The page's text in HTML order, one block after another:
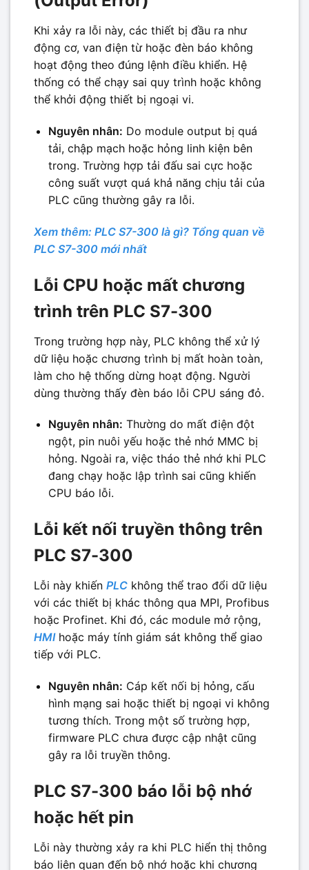
Khi xảy ra lỗi này, các thiết bị đầu ra như
động cơ, van điện từ hoặc đèn báo không
hoạt động theo đúng lệnh điều khiển. Hệ
thống có thể chạy sai quy trình hoặc không
thể khởi động thiết bị ngoại vi.
Nguyên nhân: Do module output bị quá
tải, chập mạch hoặc hỏng linh kiện bên
trong. Trường hợp tải đấu sai cực hoặc
công suất vượt quá khả năng chịu tải của
PLC cũng thường gây ra lỗi.
Xem thêm: PLC S7-300 là gì? Tổng quan về
PLC S7-300 mới nhất
Lỗi CPU hoặc mất chương
trình trên PLC S7-300
Trong trường hợp này, PLC không thể xử lý
dữ liệu hoặc chương trình bị mất hoàn toàn,
làm cho hệ thống dừng hoạt động. Người
dùng thường thấy đèn báo lỗi CPU sáng đỏ.
Nguyên nhân: Thường do mất điện đột
ngột, pin nuôi yếu hoặc thẻ nhớ MMC bị
hỏng. Ngoài ra, việc tháo thẻ nhớ khi PLC
đang chạy hoặc lập trình sai cũng khiến
CPU báo lỗi.
Lỗi kết nối truyền thông trên
PLC S7-300
Lỗi này khiến PLC không thể trao đổi dữ liệu
với các thiết bị khác thông qua MPI, Profibus
hoặc Profinet. Khi đó, các module mở rộng,
HMIhoặc máy tính giám sát không thể giao
tiếp với PLC.
Nguyên nhân: Cáp kết nối bị hỏng, cấu
hình mạng sai hoặc thiết bị ngoại vi không
tương thích. Trong một số trường hợp,
firmware PLC chưa được cập nhật cũng
gây ra lỗi truyền thông.
PLC S7-300 báo lỗi bộ nhớ
hoặc hết pin
Lỗi này thường xảy ra khi PLC hiển thị thông
báo liên quan đến bộ nhớ hoặc khi chương